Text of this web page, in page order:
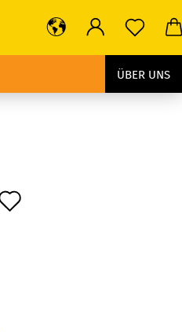
ÜBER UNS